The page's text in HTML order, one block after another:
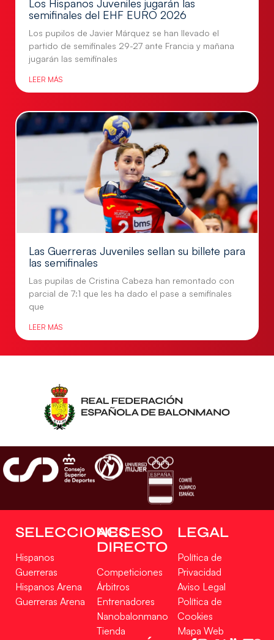
Los Hispanos Juveniles jugarán las
semifinales del EHF EURO 2026
Los pupilos de Javier Márquez se han llevado el
partido de semifinales 29-27 ante Francia y mañana
jugarán las semifinales
LEER MÁS
Las Guerreras Juveniles sellan su billete para
las semifinales
Las pupilas de Cristina Cabeza han remontado con
parcial de 7:1 que les ha dado el pase a semifinales
que
LEER MÁS
SELECCIONES
Hispanos
Guerreras
Hispanos Arena
Guerreras Arena
ACCESO
DIRECTO
Competiciones
Árbitros
Entrenadores
Nanobalonmano
Tienda
LEGAL
Política de
Privacidad
Aviso Legal
Política de
Cookies
Mapa Web